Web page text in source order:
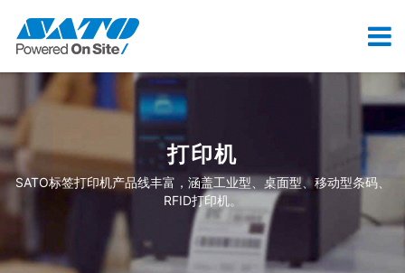
打印机
SATO标签打印机产品线丰富，涵盖工业型、桌面型、移动型条码、
RFID打印机。